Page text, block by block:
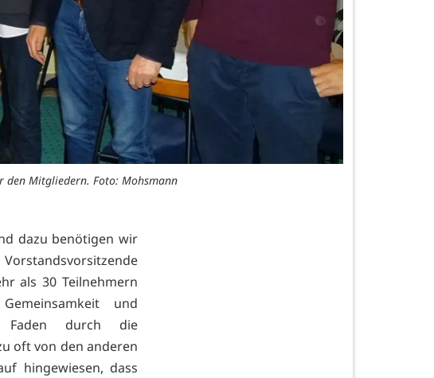
den Mitgliedern. Foto: Mohsmann
dazu benötigen wir
als 30 Teilnehmern
und
durch die
oft von den anderen
hingewiesen, dass